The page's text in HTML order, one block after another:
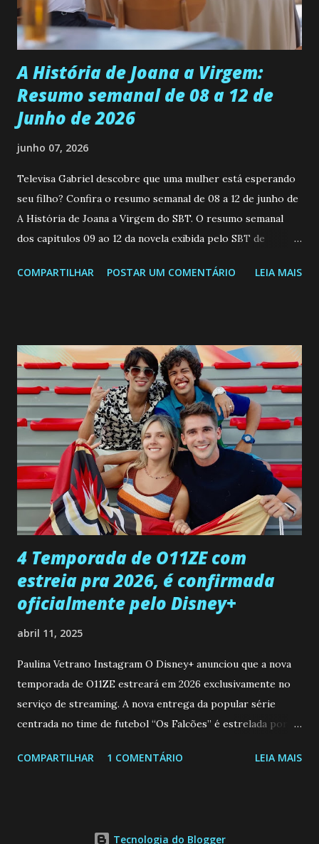
teimosa e muito persistente quando decide fazer algo.
Durante um exame ginecológico, ela é inseminada por eng...
A História de Joana a Virgem:
Resumo semanal de 08 a 12 de
Junho de 2026
junho 07, 2026
Televisa Gabriel descobre que uma mulher está esperando
seu filho? Confira o resumo semanal de 08 a 12 de junho de
A História de Joana a Virgem do SBT. O resumo semanal
dos capitulos 09 ao 12 da novela exibida pelo SBT de
a Programação Semanal do SBT de 08/06/26 a 14/06/26
confessa a Gabriel que ele demonstrou ser o tipo de
pessoa que ela tanto desejou durante toda a vida. Camila
entra no quarto de Gabriel e imagina como seria o
encontro deles, quando conseguir seduzi-lo. Manuel avisa a
Paula sobre a suposta infidelidade de Gabriel com Joana.
Rogerio consegue se livrar de todas as suspeitas pelo
desaparecimento de Francisco, apontando que ele poderia
ter sido vítima da fúria de Gabriel. Artur informa a Gabriel
que a clínica inseminou por engano outra paciente, que está
...
COMPARTILHAR POSTAR UM COMENTÁRIO LEIA MAIS
4 Temporada de O11ZE com
estreia pra 2026, é confirmada
oficialmente pelo Disney+
abril 11, 2025
Paulina Vetrano Instagram O Disney+ anunciou que a nova
temporada de O11ZE estreará em 2026 exclusivamente no
serviço de streaming. A nova entrega da popular série
centrada no time de futebol “Os Falcões” é estrelada por
Brum (Dedé), que voltam a interpretar seus personagens
COMPARTILHAR 1 COMENTÁRIO LEIA MAIS
Tecnologia do Blogger